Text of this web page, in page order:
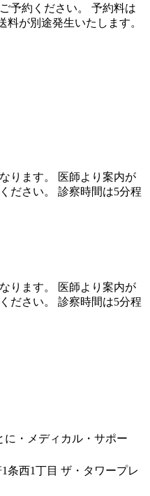
予約ください。 予約料は
料が別途発生いたします。
ります。 医師より案内が
ださい。 診察時間は5分程
ります。 医師より案内が
ださい。 診察時間は5分程
に・メディカル・サポー
条西1丁目 ザ・タワープレ